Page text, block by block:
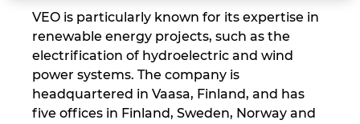
VEO is particularly known for its expertise in
renewable energy projects, such as the
electrification of hydroelectric and wind
power systems. The company is
headquartered in Vaasa, Finland, and has
five offices in Finland, Sweden, Norway and
France
Germany
Greece